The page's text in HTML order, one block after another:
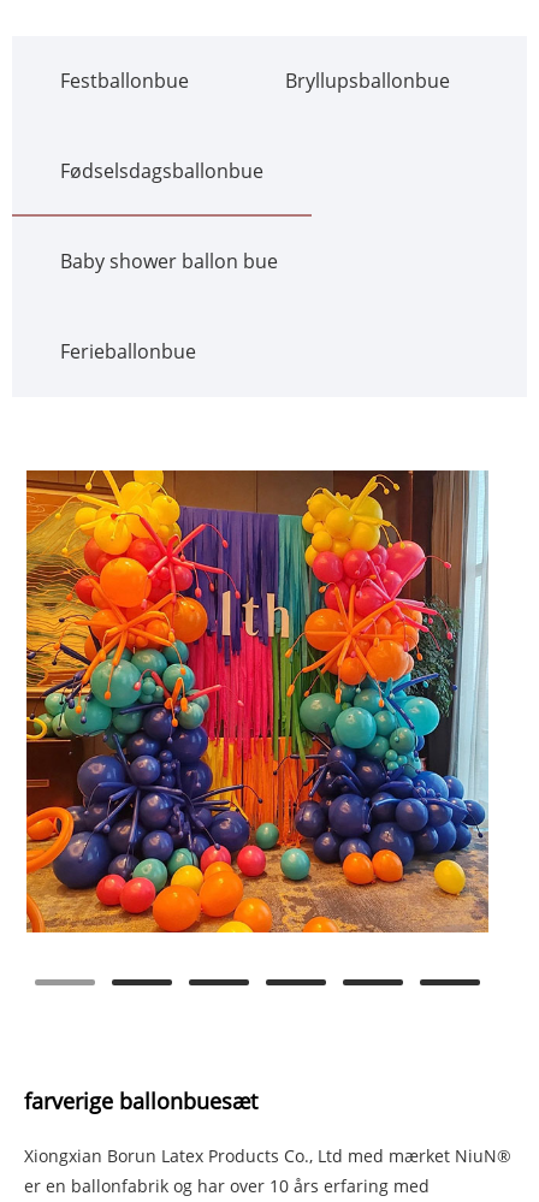
Festballonbue Bryllupsballonbue
Fødselsdagsballonbue
Baby shower ballon bue
Ferieballonbue
farverige ballonbuesæt
Xiongxian Borun Latex Products Co., Ltd med mærket NiuN®
er en ballonfabrik og har over 10 års erfaring med